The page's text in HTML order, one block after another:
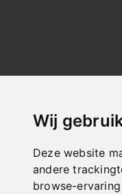
Wij
Deze website
andere
browse-